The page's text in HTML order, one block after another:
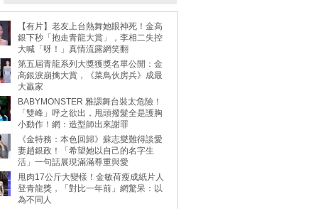
【有片】老友上台熱舞她眼神死！金高
銀下秒「抱走青龍大賞」，李相二失控
大喊「呀！」真情流露網笑翻
第五屆青龍系列大獎獲獎名單公開：金
高銀淚崩擒大賞，《菜鳥伙房兵》成最
大贏家
BABYMONSTER 雅譞舞台裝太危險！
「雙峰」呼之欲出，甩頭撥髮全是護胸
小動作！網：造型師出來謝罪
《金特務：本色回歸》蘇志燮難得談愛
妻趙銀政！「希望她以自己的名字生
活」一句話展現滿滿尊重與愛
甩肉17公斤大變樣！金敏荷瘦成紙片人
登青龍獎，「對比一年前」網驚呆：以
為不同人